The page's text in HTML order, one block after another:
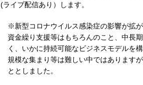
(ライブ配信あり）します。
※新型コロナウイルス感染症の影響が拡
資金繰り支援等はもちろんのこと、中長
く、いかに持続可能なビジネスモデルを
規模な集まり等は難しい中ではあります
ととしました。